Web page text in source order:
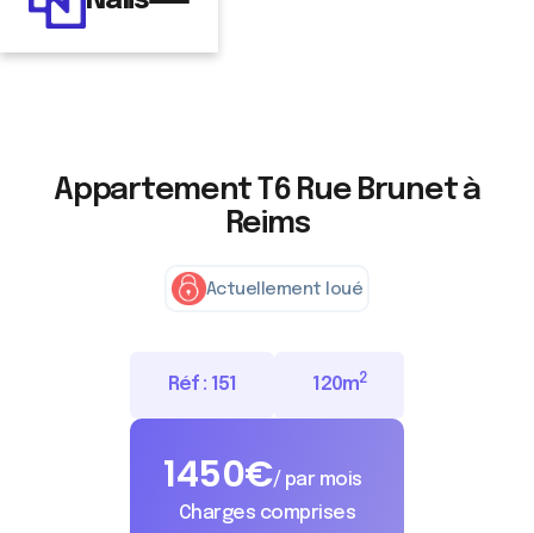
Appartement T6 Rue Brunet à
Reims
Actuellement loué
Réf : 151 120m2
1450€/ par mois
Charges comprises